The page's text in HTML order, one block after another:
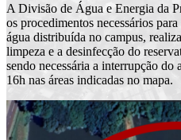
A Divisão de Água e Energia da
os procedimentos necessários
água distribuída no campus,
limpeza e a desinfecção do
sendo necessária a interrupção do
16h nas áreas indicadas no mapa.